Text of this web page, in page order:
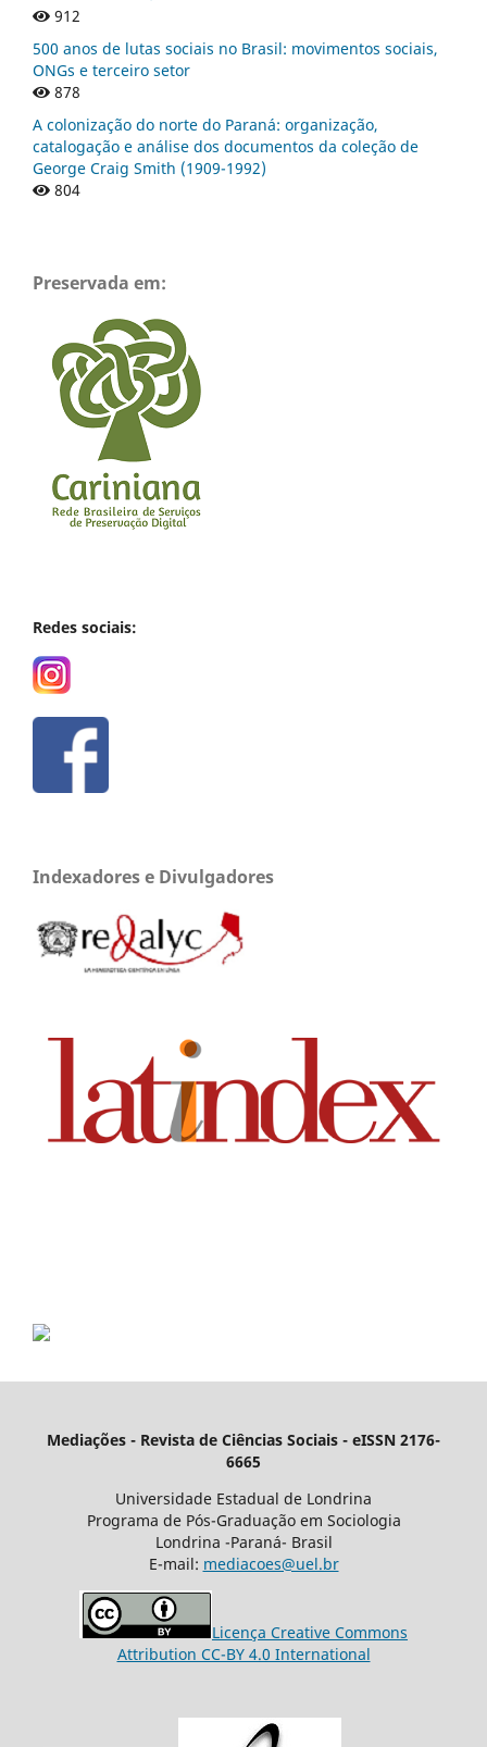
912
500 anos de lutas sociais no Brasil: movimentos sociais,
ONGs e terceiro setor
878
A colonização do norte do Paraná: organização,
catalogação e análise dos documentos da coleção de
George Craig Smith (1909-1992)
804
Preservada em:
Redes sociais:
Indexadores e Divulgadores
Mediações - Revista de Ciências Sociais - eISSN 2176-
6665
Universidade Estadual de Londrina
Programa de Pós-Graduação em Sociologia
Londrina -Paraná- Brasil
E-mail: mediacoes@uel.br
Licença Creative Commons
Attribution CC-BY 4.0 International